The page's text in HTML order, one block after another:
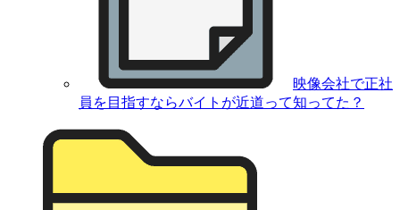
映像会社で正社
員を目指すならバイトが近道って知ってた？